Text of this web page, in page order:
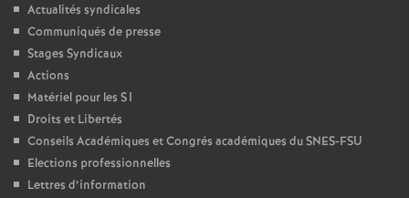
Actualités syndicales
Communiqués de presse
Stages Syndicaux
Actions
Matériel pour les S1
Droits et Libertés
Conseils Académiques et Congrés académiques du SNES-FSU
Elections professionnelles
Lettres d’information